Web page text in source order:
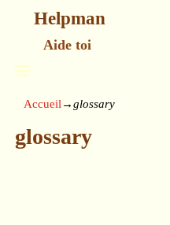
Helpman
Aide toi
Accueil →glossary
glossary